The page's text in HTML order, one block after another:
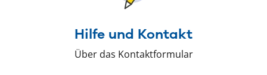
Hilfe und Kontakt
Über das Kontaktformular